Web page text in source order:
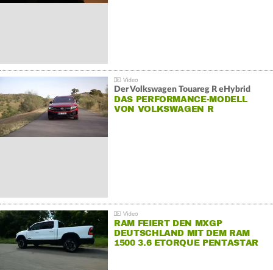
Der Volkswagen Touareg R eHybrid
DAS PERFORMANCE-MODELL
VON VOLKSWAGEN R
RAM FEIERT DEN MXGP
DEUTSCHLAND MIT DEM RAM
1500 3.6 ETORQUE PENTASTAR